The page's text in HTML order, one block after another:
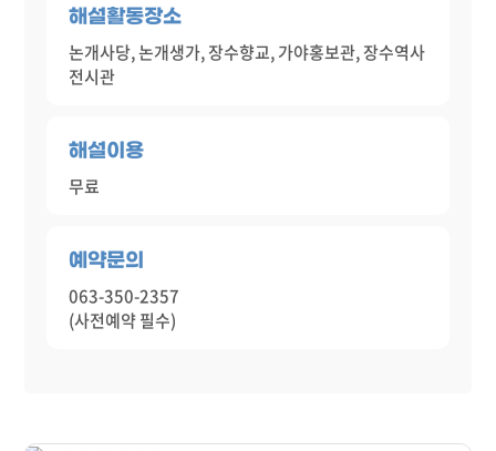
해설활동장소
논개사당, 논개생가, 장수향교, 가야홍보관, 장수역사
전시관
해설이용
무료
예약문의
063-350-2357
(사전예약 필수)